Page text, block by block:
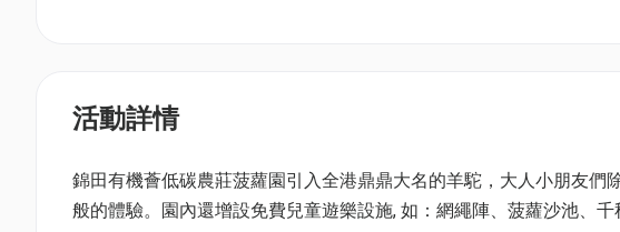
活動詳情
錦田有機薈低碳農莊菠蘿園引入全港鼎鼎大名的羊駝，大人小朋友
般的體驗。園內還增設免費兒童遊樂設施, 如：網繩陣、菠蘿沙池、千